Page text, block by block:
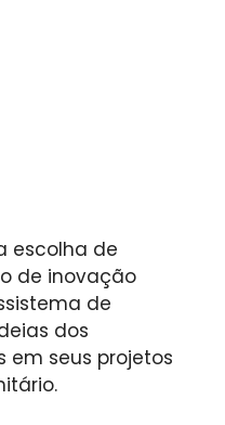
escolha de
de inovação
de
dos
em seus projetos